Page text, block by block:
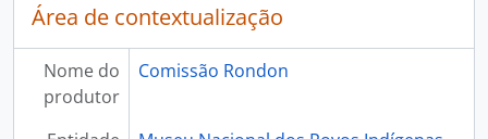
Área de contextualização
Nome do
produtor
Comissão Rondon